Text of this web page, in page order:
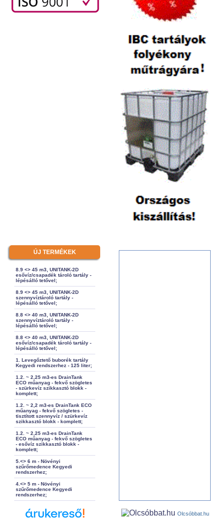
ÚJ TERMÉKEK
8.9 <> 45 m3, UNITANK-2D
esővíz/csapadék tároló tartály -
lépésálló tetővel;
8.9 <> 45 m3, UNITANK-2D
szennyvíztároló tartály -
lépésálló tetővel;
8.8 <> 40 m3, UNITANK-2D
szennyvíztároló tartály -
lépésálló tetővel;
8.8 <> 40 m3, UNITANK-2D
esővíz/csapadék tároló tartály -
lépésálló tetővel;
1. Levegőztető buborék tartály
Kegyedi rendszerhez - 125 liter;
1.2. ~ 2,25 m3-es DrainTank
ECO műanyag - fekvő szögletes
- szürkevíz szikkasztó blokk -
komplett;
1.2. ~ 2,2 m3-es DrainTank ECO
műanyag - fekvő szögletes -
tisztított szennyvíz / szürkevíz
szikkasztó blokk - komplett;
1.2. ~ 2,25 m3-es DrainTank
ECO műanyag - fekvő szögletes
- esővíz szikkasztó blokk -
komplett;
5.<> 6 m - Növényi
szűrőmedence Kegyedi
rendszerhez;
4.<> 5 m - Növényi
szűrőmedence Kegyedi
rendszerhez;
Olcsóbbat.hu